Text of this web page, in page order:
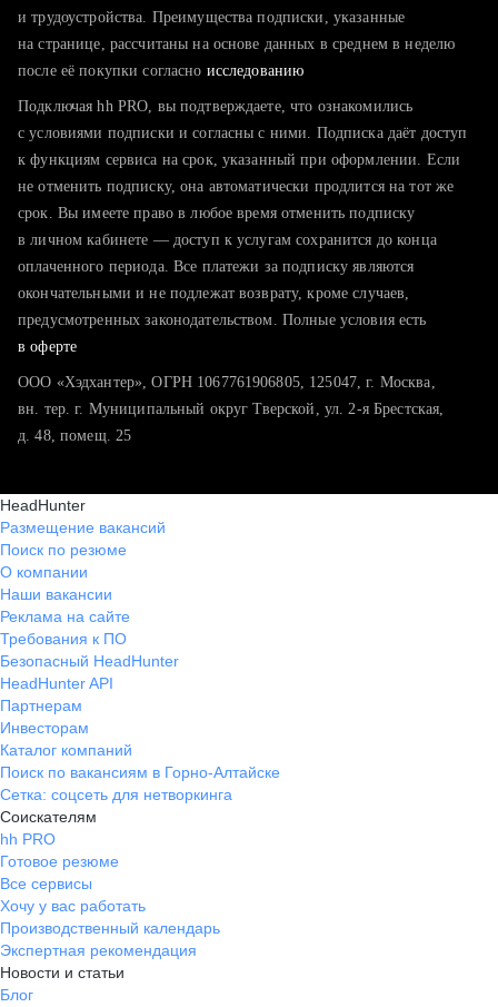
тратите много времени на поиск и вручную поднимаете
хотите сравнить себя с конкурентами и оценить шансы
и трудоустройства. Преимущества подписки, указанные
на странице, рассчитаны на основе данных в среднем в неделю
после её покупки согласно исследованию
Подключая hh PRO, вы подтверждаете, что ознакомились
с условиями подписки и согласны с ними. Подписка даёт доступ
к функциям сервиса на срок, указанный при оформлении. Если
не отменить подписку, она автоматически продлится на тот же
срок. Вы имеете право в любое время отменить подписку
в личном кабинете — доступ к услугам сохранится до конца
оплаченного периода. Все платежи за подписку являются
окончательными и не подлежат возврату, кроме случаев,
предусмотренных законодательством. Полные условия есть
в оферте
ООО «Хэдхантер», ОГРН 1067761906805, 125047, г. Москва,
вн. тер. г. Муниципальный округ Тверской, ул. 2-я Брестская,
д. 48, помещ. 25
HeadHunter
Размещение вакансий
Поиск по резюме
О компании
Наши вакансии
Реклама на сайте
Требования к ПО
Безопасный HeadHunter
HeadHunter API
Партнерам
Инвесторам
Каталог компаний
Поиск по вакансиям в Горно-Алтайске
Сетка: соцсеть для нетворкинга
Соискателям
hh PRO
Готовое резюме
Все сервисы
Хочу у вас работать
Производственный календарь
Экспертная рекомендация
Новости и статьи
Блог